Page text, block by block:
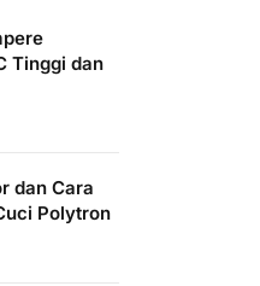
Tinggi dan
dan Cara
Polytron